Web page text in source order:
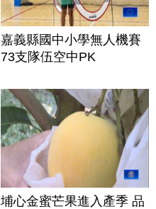
嘉義縣國中小學無人機賽
73支隊伍空中PK
埔心金蜜芒果進入產季 品